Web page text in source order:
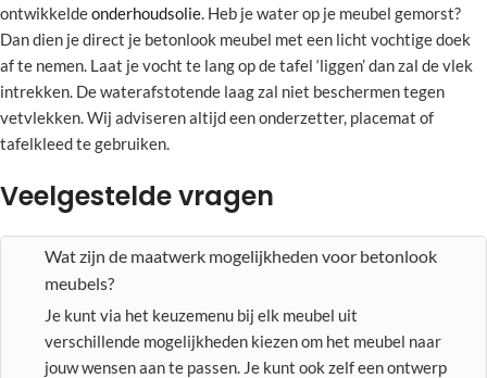
ontwikkeldeonderhoudsolie. Heb je water op je meubel gemorst?
Dan dien je direct je betonlook meubel met een licht vochtige doek
af te nemen. Laat je vocht te lang op de tafel ‘liggen’ dan zal de vlek
intrekken. De waterafstotende laag zal niet beschermen tegen
vetvlekken. Wij adviseren altijd een onderzetter, placemat of
tafelkleed te gebruiken.
Veelgestelde vragen
Wat zijn de maatwerk mogelijkheden voor betonlook
meubels?
Je kunt via het keuzemenu bij elk meubel uit
verschillende mogelijkheden kiezen om het meubel naar
jouw wensen aan te passen. Je kunt ook zelf een ontwerp